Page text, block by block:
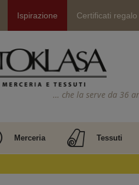
Ispirazione Certificati regalo
… che la serve da 36
Merceria Tessuti